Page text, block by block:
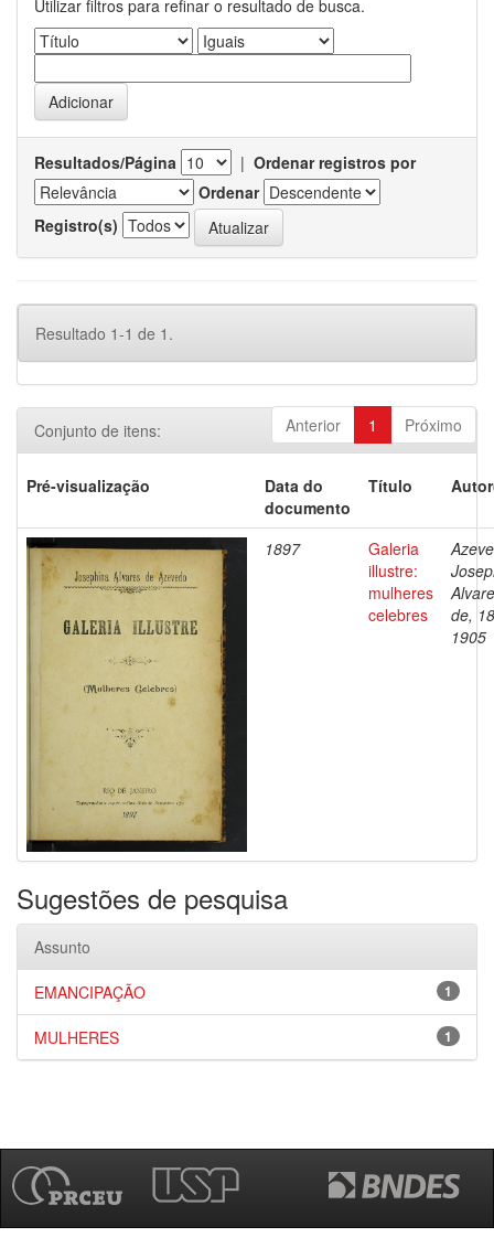
Utilizar filtros para refinar o resultado de busca.
Resultados/Página | Ordenar registros por
Ordenar
Registro(s)
Resultado 1-1 de 1.
Anterior 1 Próximo
Conjunto de itens:
Pré-visualização
Data do
documento
Título
1897
Galeria
illustre:
mulheres
celebres
de,
1905
Sugestões de pesquisa
Assunto
1
EMANCIPAÇÃO
1
MULHERES